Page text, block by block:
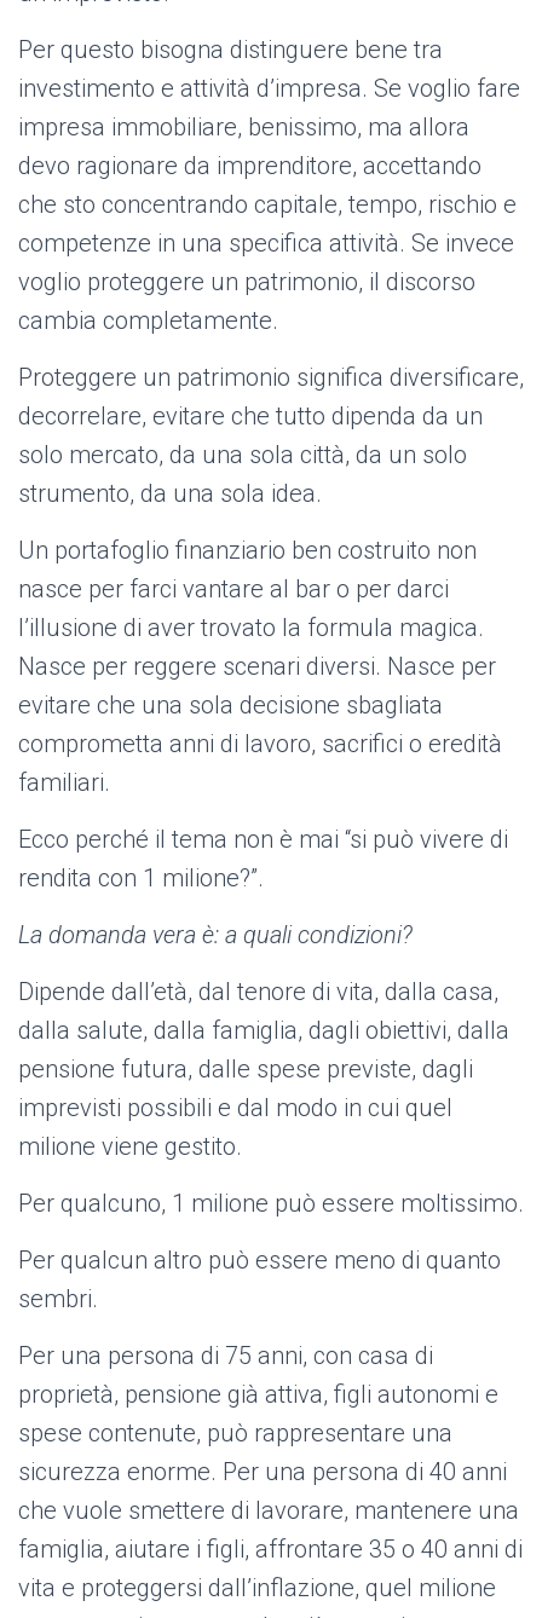
Per questo bisogna distinguere bene tra
investimento e attività d’impresa. Se voglio fare
impresa immobiliare, benissimo, ma allora
devo ragionare da imprenditore, accettando
che sto concentrando capitale, tempo, rischio e
competenze in una specifica attività. Se invece
voglio proteggere un patrimonio, il discorso
cambia completamente.
Proteggere un patrimonio significa diversificare,
decorrelare, evitare che tutto dipenda da un
solo mercato, da una sola città, da un solo
strumento, da una sola idea.
Un portafoglio finanziario ben costruito non
nasce per farci vantare al bar o per darci
l’illusione di aver trovato la formula magica.
Nasce per reggere scenari diversi. Nasce per
evitare che una sola decisione sbagliata
comprometta anni di lavoro, sacrifici o eredità
familiari.
Ecco perché il tema non è mai “si può vivere di
rendita con 1 milione?”.
La domanda vera è: a quali condizioni?
Dipende dall’età, dal tenore di vita, dalla casa,
dalla salute, dalla famiglia, dagli obiettivi, dalla
pensione futura, dalle spese previste, dagli
imprevisti possibili e dal modo in cui quel
milione viene gestito.
Per qualcuno, 1 milione può essere moltissimo.
Per qualcun altro può essere meno di quanto
sembri.
Per una persona di 75 anni, con casa di
proprietà, pensione già attiva, figli autonomi e
spese contenute, può rappresentare una
sicurezza enorme. Per una persona di 40 anni
che vuole smettere di lavorare, mantenere una
famiglia, aiutare i figli, affrontare 35 o 40 anni di
vita e proteggersi dall’inflazione, quel milione